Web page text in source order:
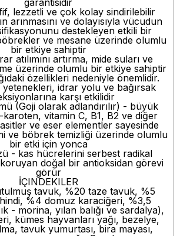
garantisidir
lezzetli ve çok kolay sindirilebilir
arınmasını ve dolayısıyla vücudun
destekleyen etkili bir
ve mesane üzerinde olumlu
bir etkiye sahiptir
atılımını artırma, mide suları ve
üzerinde olumlu bir etkiye sahiptir
özellikleri nedeniyle önemlidir.
idrar yolu ve bağırsak
karşı etkilidir
(Goji olarak adlandırılır) - büyük
vitamin C, B1, B2 ve diğer
ve eser elementler sayesinde
ve böbrek temizliği üzerinde olumlu
bir etki için yonca
- kas hücrelerini serbest radikal
koruyan doğal bir antioksidan görevi
görür
İÇINDEKILER
tavuk, %20 taze tavuk, %5
%4 domuz karaciğeri, %3,5
- morina, yılan balığı ve sardalya),
kümes hayvanları yağı, bezelye,
tavuk yumurtası, bira mayası,